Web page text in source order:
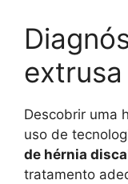
extrusa
Descobrir uma
uso de
de hérnia
tratamento